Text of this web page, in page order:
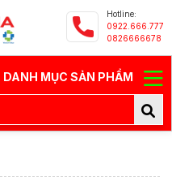
Hotline:
0922.666.777
0826666678
DANH MỤC SẢN PHẨM